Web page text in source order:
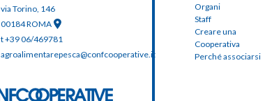
via Torino, 146
00184 ROMA
t +39 06/469781
agroalimentarepesca@confcooperative.it
Organi
Staff
Creare una
Cooperativa
Perché associarsi